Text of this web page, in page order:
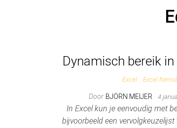
Dynamisch bereik
Excel Excel
Door BJÖRN MEIJER 4
In Excel kun je eenvoudig met
bijvoorbeeld een